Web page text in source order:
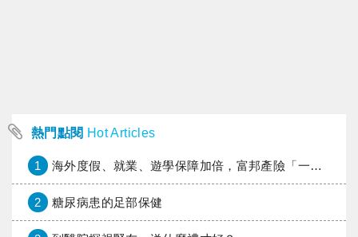
熱門點閱 Hot Articles
1 海外度假、就業、遊學保障加倍，富邦產險「一期逐夢」專案加碼遠距醫療與緊急救援
2 糖尿病患的足部保健